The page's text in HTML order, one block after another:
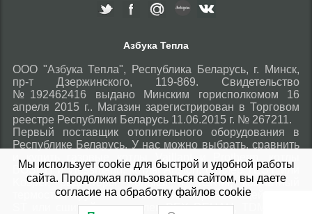
Азбука Тепла
ООО "Азбука Тепла", Республика Беларусь, г. Минск,
пр-т Дзержинского, 119-869. Свидетельство
№192462416 выдано Минским горисполкомом 16
апреля 2015 г.. Магазин зарегистрирован в Торговом
реестре Республики Беларусь 11.06.2015 г. № 267211.
Первый поставщик отопительного оборудования в
Республике Беларусь. У нас можно выбрать, сравнить
и купить газовые котлы Vaillant и Protherm, котлы
BOSCH и Viessmann, котлы Ariston, бойлер TESY или
Kospel, радиаторы Fondital и KERMI, комнатный
термостат, трубы отопления из нержавеющей стали
ST или сшитый полиэтилен PEX REHAU, TDM Brass
Мы использует cookie для быстрой и удобной работы
сайта. Продолжая пользоваться сайтом, вы даете
согласие на обработку файлов cookie